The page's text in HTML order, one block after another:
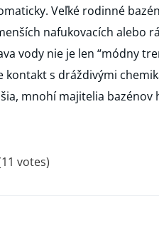
Veľké rodinné
nafukovacích alebo
vody nie je len “módny
s dráždivými
mnohí majitelia bazénov
votes)